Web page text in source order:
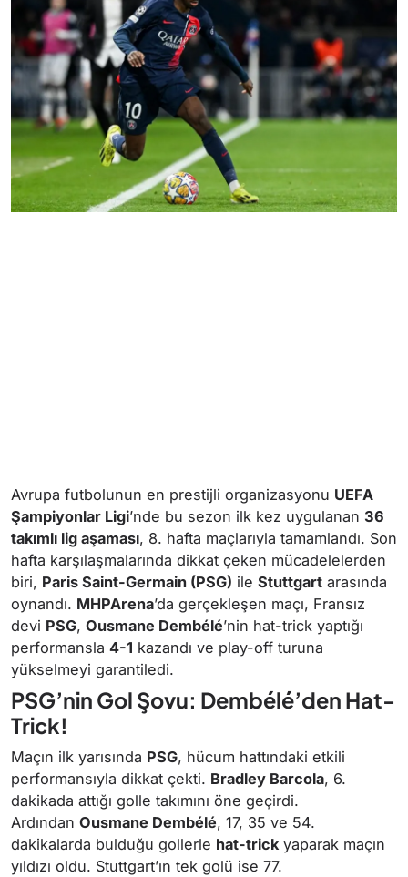
Avrupa futbolunun en prestijli organizasyonu UEFA
Şampiyonlar Ligi’nde bu sezon ilk kez uygulanan 36
takımlı lig aşaması, 8. hafta maçlarıyla tamamlandı. Son
hafta karşılaşmalarında dikkat çeken mücadelelerden
biri, Paris Saint-Germain (PSG) ile Stuttgart arasında
oynandı. MHPArena’da gerçekleşen maçı, Fransız
devi PSG, Ousmane Dembélé’nin hat-trick yaptığı
performansla 4-1 kazandı ve play-off turuna
yükselmeyi garantiledi.
PSG’nin Gol Şovu: Dembélé’den Hat-
Trick!
Maçın ilk yarısında PSG, hücum hattındaki etkili
performansıyla dikkat çekti. Bradley Barcola, 6.
dakikada attığı golle takımını öne geçirdi.
Ardından Ousmane Dembélé, 17, 35 ve 54.
dakikalarda bulduğu gollerle hat-trick yaparak maçın
yıldızı oldu. Stuttgart’ın tek golü ise 77.